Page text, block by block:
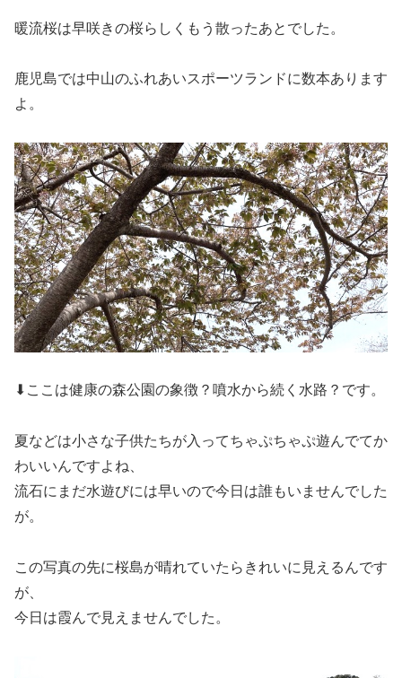
暖流桜は早咲きの桜らしくもう散ったあとでした。
鹿児島では中山のふれあいスポーツランドに数本あります
よ。
⬇ここは健康の森公園の象徴？噴水から続く水路？です。
夏などは小さな子供たちが入ってちゃぷちゃぷ遊んでてか
わいいんですよね、
流石にまだ水遊びには早いので今日は誰もいませんでした
が。
この写真の先に桜島が晴れていたらきれいに見えるんです
が、
今日は霞んで見えませんでした。